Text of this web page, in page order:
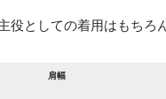
としての着用はもちろ
肩幅